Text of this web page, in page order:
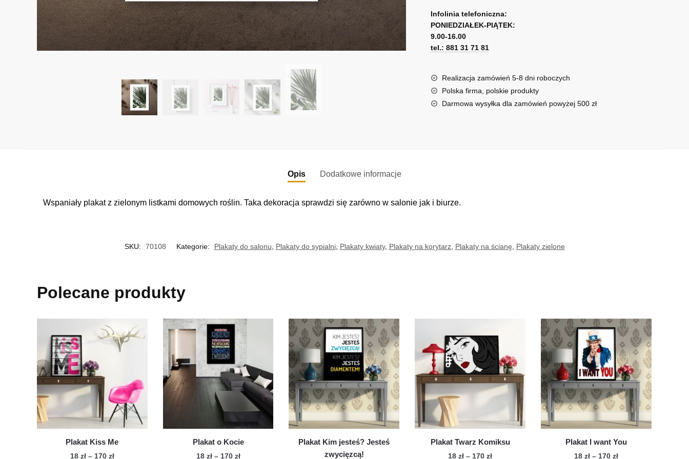
zielonymi
roślinami
l
t
e
r
a
t
i
Infolinia telefoniczna:
PONIEDZIAŁEK-PIĄTEK:
9.00-16.00
tel.: 881 31 71 81
Realizacja zamówień 5-8 dni roboczych
Polska firma, polskie produkty
Darmowa wysyłka dla zamówień powyżej 500 zł
Opis Dodatkowe informacje
Wspaniały plakat z zielonym listkami domowych roślin. Taka dekoracja sprawdzi się zarówno w salonie jak i biurze.
SKU: 70108 Kategorie: Plakaty do salonu Plakaty do sypialni, Plakaty kwiaty, Plakaty na korytarz, Plakaty na ścianę Plakaty zielone
Polecane produkty
Plakat Kiss Me
18 zł – 170 złZakres
Plakat o Kocie
18 zł – 170 złZakres
Plakat Kim jesteś? Jesteś
zwycięzcą!
Plakat Twarz Komiksu
18zł – 170złZakres
Plakat I want You
18 zł – 170 złZakres